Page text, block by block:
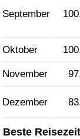
September
Oktober
November
Dezember
Beste Reisezeit